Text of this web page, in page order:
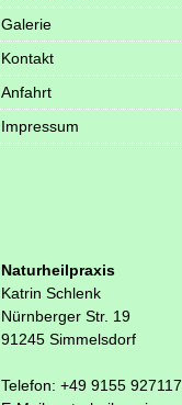
Galerie
Kontakt
Anfahrt
Impressum
Naturheilpraxis
Katrin Schlenk
Nürnberger Str. 19
91245 Simmelsdorf
Telefon: +49 9155 927117